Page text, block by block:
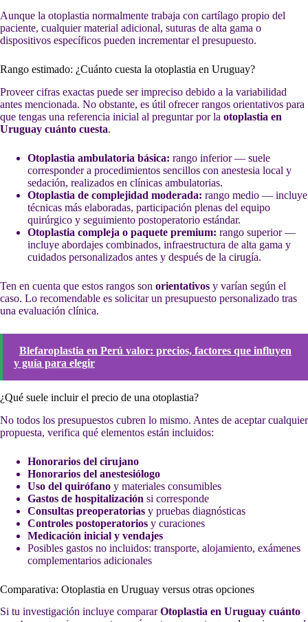
Aunque la otoplastia normalmente trabaja con cartílago propio del
paciente, cualquier material adicional, suturas de alta gama o
dispositivos específicos pueden incrementar el presupuesto.
Rango estimado: ¿Cuánto cuesta la otoplastia en Uruguay?
Proveer cifras exactas puede ser impreciso debido a la variabilidad
antes mencionada. No obstante, es útil ofrecer rangos orientativos para
que tengas una referencia inicial al preguntar por la otoplastia en
Uruguay cuánto cuesta.
Otoplastia ambulatoria básica: rango inferior — suele
corresponder a procedimientos sencillos con anestesia local y
sedación, realizados en clínicas ambulatorias.
Otoplastia de complejidad moderada: rango medio — incluye
técnicas más elaboradas, participación plenas del equipo
quirúrgico y seguimiento postoperatorio estándar.
Otoplastia compleja o paquete premium: rango superior —
incluye abordajes combinados, infraestructura de alta gama y
cuidados personalizados antes y después de la cirugía.
Ten en cuenta que estos rangos son orientativos y varían según el
caso. Lo recomendable es solicitar un presupuesto personalizado tras
una evaluación clínica.
Blefaroplastia en Perú valor: precios, factores que influyen
y guía para elegir
¿Qué suele incluir el precio de una otoplastia?
No todos los presupuestos cubren lo mismo. Antes de aceptar cualquier
propuesta, verifica qué elementos están incluidos:
Honorarios del cirujano
Honorarios del anestesiólogo
Uso del quirófano y materiales consumibles
Gastos de hospitalización si corresponde
Consultas preoperatorias y pruebas diagnósticas
Controles postoperatorios y curaciones
Medicación inicial y vendajes
Posibles gastos no incluidos: transporte, alojamiento, exámenes
complementarios adicionales
Comparativa: Otoplastia en Uruguay versus otras opciones
Si tu investigación incluye compararOtoplastia en Uruguay cuánto